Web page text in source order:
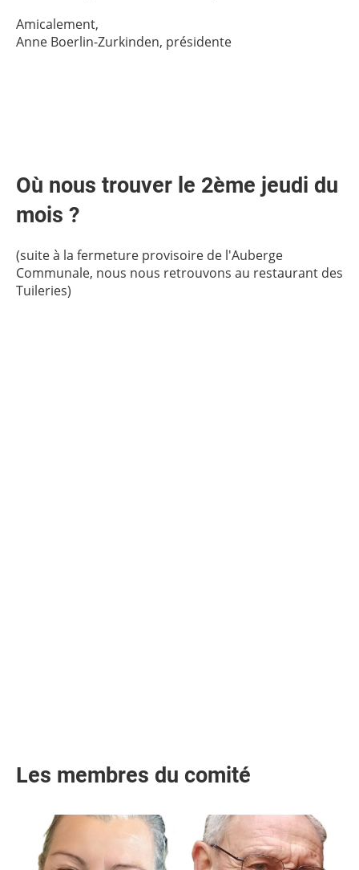
Amicalement,
Anne Boerlin-Zurkinden, présidente
Où nous trouver le 2ème jeudi du
mois ?
(suite à la fermeture provisoire de l'Auberge
Communale, nous nous retrouvons au restaurant des
Tuileries)
Les membres du comité